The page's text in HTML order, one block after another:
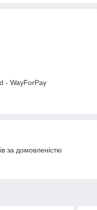
- WayForPay
за домовленістю